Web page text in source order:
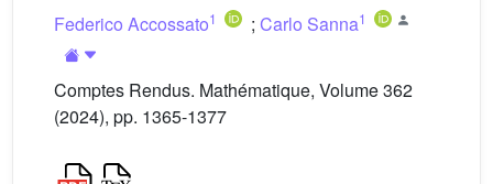
Federico Accossato1 ; Carlo Sanna1
Comptes Rendus. Mathématique, Volume 362
(2024), pp. 1365-1377